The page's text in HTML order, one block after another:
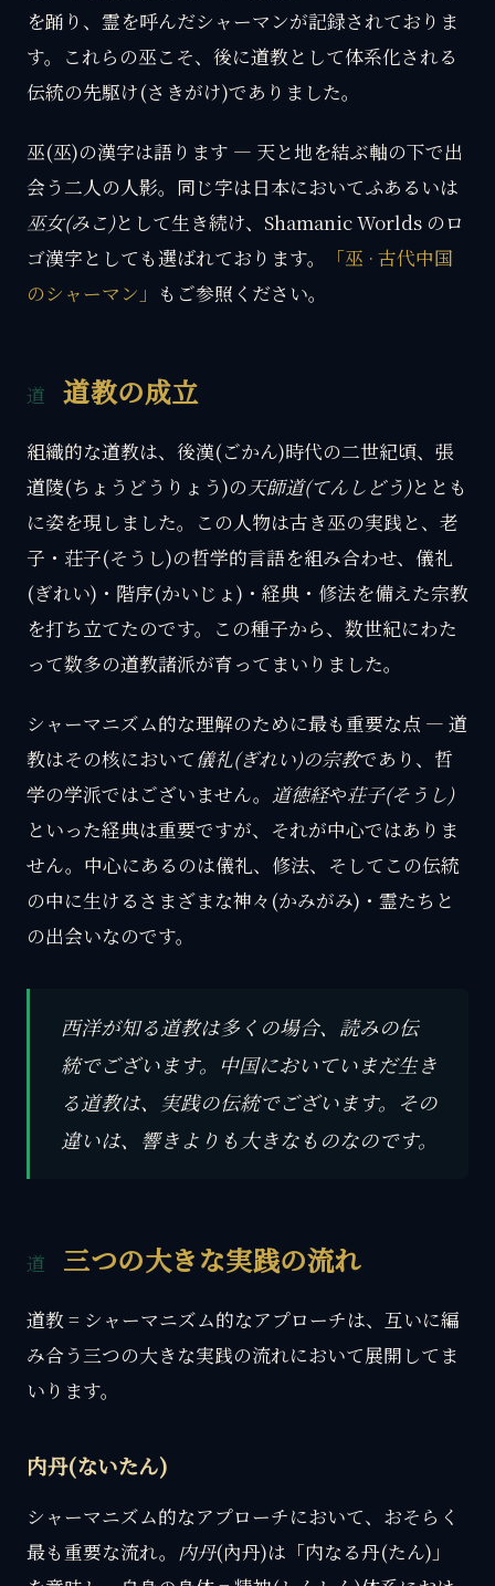
を踊り、霊を呼んだシャーマンが記録されておりま
す。これらの巫こそ、後に道教として体系化される
伝統の先駆け(さきがけ)でありました。
巫(巫)の漢字は語ります — 天と地を結ぶ軸の下で出
会う二人の人影。同じ字は日本においてふあるいは
巫女(みこ)として生き続け、Shamanic Worlds のロ
ゴ漢字としても選ばれております。
「巫 · 古代中国
のシャーマン」 もご参照ください。
道教の成立
組織的な道教は、後漢(ごかん)時代の二世紀頃、張
道陵(ちょうどうりょう)の天師道(てんしどう)ととも
に姿を現しました。この人物は古き巫の実践と、老
子・荘子(そうし)の哲学的言語を組み合わせ、儀礼
(ぎれい)・階序(かいじょ)・経典・修法を備えた宗教
を打ち立てたのです。この種子から、数世紀にわた
って数多の道教諸派が育ってまいりました。
シャーマニズム的な理解のために最も重要な点 — 道
教はその核において儀礼(ぎれい)の宗教であり、哲
学の学派ではございません。 道徳経や荘子(そうし)
といった経典は重要ですが、それが中心ではありま
せん。中心にあるのは儀礼、修法、そしてこの伝統
の中に生けるさまざまな神々(かみがみ)・霊たちと
の出会いなのです。
西洋が知る道教は多くの場合、読みの伝
統でございます。中国においていまだ生き
る道教は、実践の伝統でございます。その
違いは、響きよりも大きなものなのです。
三つの大きな実践の流れ
道教 = シャーマニズム的なアプローチは、互いに編
み合う三つの大きな実践の流れにおいて展開してま
いります。
内丹(ないたん)
シャーマニズム的なアプローチにおいて、おそらく
最も重要な流れ。 内丹(內丹)は「内なる丹(たん)」